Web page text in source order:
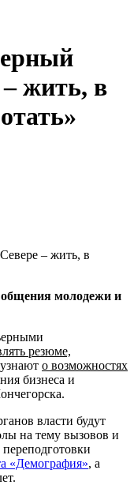
жить, в
молодежи и
резюме,
о возможностях
бизнеса и
власти будут
на тему вызовов и
«Демография», а